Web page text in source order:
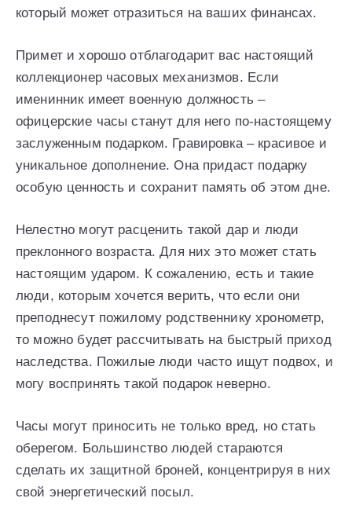
который может отразиться на ваших финансах.
Примет и хорошо отблагодарит вас настоящий
коллекционер часовых механизмов. Если
именинник имеет военную должность –
офицерские часы станут для него по-настоящему
заслуженным подарком. Гравировка – красивое и
уникальное дополнение. Она придаст подарку
особую ценность и сохранит память об этом дне.
Нелестно могут расценить такой дар и люди
преклонного возраста. Для них это может стать
настоящим ударом. К сожалению, есть и такие
люди, которым хочется верить, что если они
преподнесут пожилому родственнику хронометр,
то можно будет рассчитывать на быстрый приход
наследства. Пожилые люди часто ищут подвох, и
могу воспринять такой подарок неверно.
Часы могут приносить не только вред, но стать
оберегом. Большинство людей стараются
сделать их защитной броней, концентрируя в них
свой энергетический посыл.